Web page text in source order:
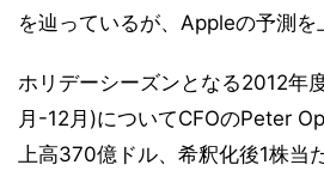
を辿っているが、Appleの予測を
ホリデーシーズンとなる2012年
月-12月)についてCFOのPeter
上高370億ドル、希釈化後1株当